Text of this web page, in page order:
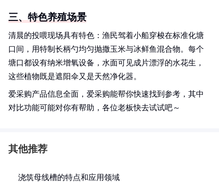
三、特色养殖场景
清晨的投喂现场具有特色：渔民驾着小船穿梭在标准化塘
口间，用特制长柄勺均匀抛撒玉米与冰鲜鱼混合物。每个
塘口都设有纳米增氧设备，水面可见成片漂浮的水花生，
这些植物既是遮阳伞又是天然净化器。
爱采购产品信息全面，爱采购能帮你快速找到参考，其中
对比功能可能对你有帮助，各位老板快去试试吧～
其他推荐
浇筑母线槽的特点和应用领域